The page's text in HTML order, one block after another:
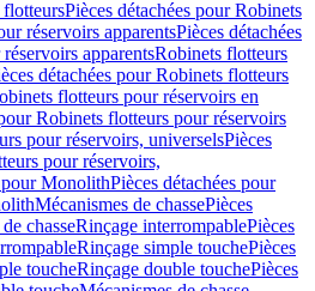
Pièces détachées pour Robinets
réservoirs apparentsPièces détachées
apparentsRobinets flotteurs
détachées pour Robinets flotteurs
flotteurs pour réservoirs en
Robinets flotteurs pour réservoirs
pour réservoirs, universelsPièces
pour réservoirs,
MonolithPièces détachées pour
Mécanismes de chassePièces
chasseRinçage interrompablePièces
Rinçage simple touchePièces
toucheRinçage double touchePièces